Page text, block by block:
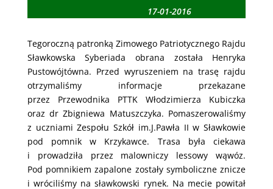
17-01-2016
Tegoroczną patronką Zimowego Patriotycznego Rajdu
Sławkowska Syberiada obrana została Henryka
Pustowójtówna. Przed wyruszeniem na trasę rajdu
otrzymaliśmy informacje przekazane
przez Przewodnika PTTK Włodzimierza Kubiczka
oraz dr Zbigniewa Matuszczyka. Pomaszerowaliśmy
z uczniami Zespołu Szkół im.J.Pawła II w Sławkowie
pod pomnik w Krzykawce. Trasa była ciekawa
i prowadziła przez malowniczy lessowy wąwóz.
Pod pomnikiem zapalone zostały symboliczne znicze
i wróciliśmy na sławkowski rynek. Na mecie powitał